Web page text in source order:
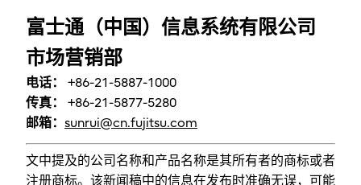
富士通（中国）信息系统有限公司
市场营销部
电话：
+86-21-5887-1000
传真：
+86-21-5877-5280
邮箱： sunrui@cn.fujitsu.com
文中提及的公司名称和产品名称是其所有者的商标或者
注册商标。该新闻稿中的信息在发布时准确无误，可能